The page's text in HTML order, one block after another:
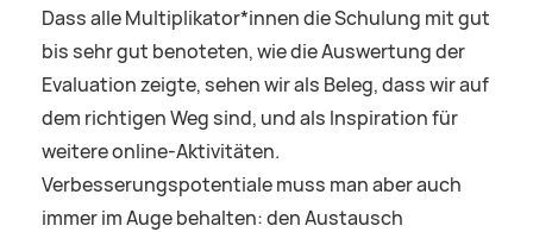
Dass alle Multiplikator*innen die Schulung mit gut
bis sehr gut benoteten, wie die Auswertung der
Evaluation zeigte, sehen wir als Beleg, dass wir auf
dem richtigen Weg sind, und als Inspiration für
weitere online-Aktivitäten.
Verbesserungspotentiale muss man aber auch
immer im Auge behalten: den Austausch